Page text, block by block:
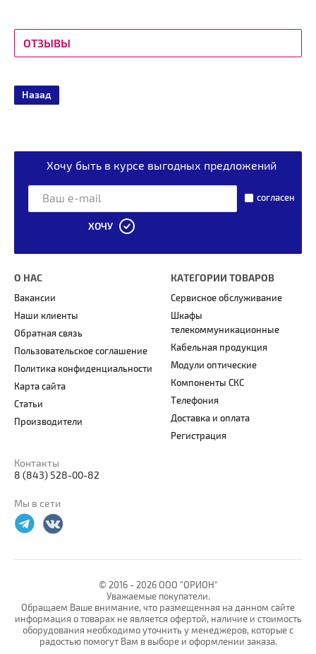
ОТЗЫВЫ
Назад
Хочу быть в курсе выгодных предложений
согласен
ХОЧУ
О НАС
Вакансии
Наши клиенты
Обратная связь
Пользовательское соглашение
Политика конфиденциальности
Карта сайта
Статьи
Производители
КАТЕГОРИИ ТОВАРОВ
Сервисное обслуживание
Шкафы
телекоммуникационные
Кабельная продукция
Модули оптические
Компоненты СКС
Телефония
Доставка и оплата
Регистрация
Контакты
8 (843) 528-00-82
Мы в сети
© 2016 - 2026 ООО "ОРИОН"
Уважаемые покупатели.
Обращаем Ваше внимание, что размещенная на данном сайте
информация о товарах не является офертой, наличие и стоимость
оборудования необходимо уточнить у менеджеров, которые с
радостью помогут Вам в выборе и оформлении заказа.